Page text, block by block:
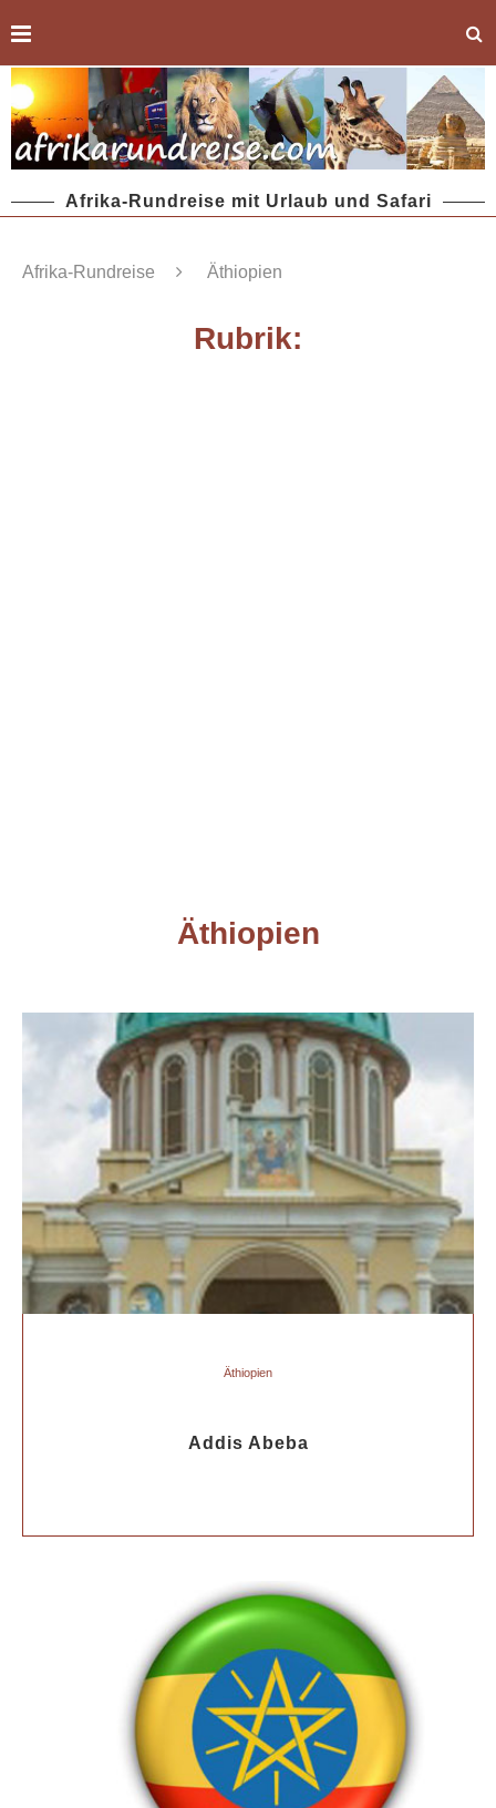
Afrika-Rundreise mit Urlaub und Safari
Afrika-Rundreise Äthiopien
Rubrik:
Äthiopien
Äthiopien
Addis Abeba